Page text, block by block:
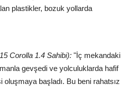
plastikler, bozuk yollarda
Corolla 1.4 Sahibi): "İç mekandaki
gevşedi ve yolculuklarda hafif
oluşmaya başladı. Bu beni rahatsız